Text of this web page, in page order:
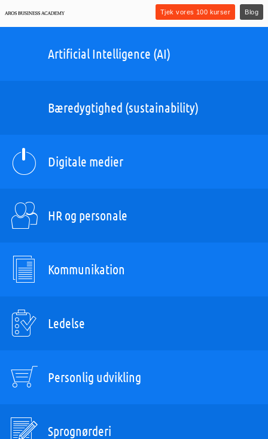
Tjek vores 100 kurser Blog
Artificial Intelligence (AI)
Bæredygtighed (sustainability)
Digitale medier
HR og personale
Kommunikation
Ledelse
Personlig udvikling
Sprognørderi